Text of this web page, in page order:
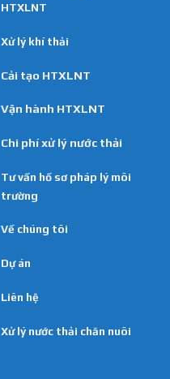
HTXLNT
Xử lý khí thải
Cải tạo HTXLNT
Vận hành HTXLNT
Chi phí xử lý nước thải
Tư vấn hồ sơ pháp lý môi
trường
Về chúng tôi
Dự án
Liên hệ
Xử lý nước thải chăn nuôi